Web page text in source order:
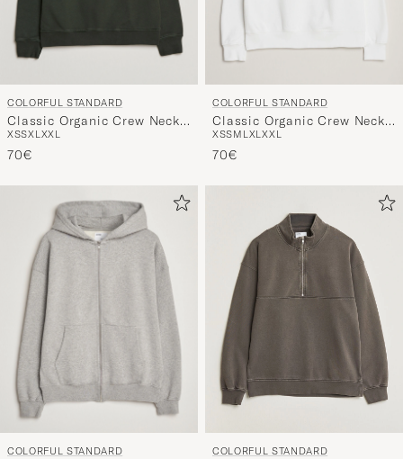
COLORFUL STANDARD
Classic Organic Crew Neck
Sweat Hunter Green
XSSXLXXL
70€
COLORFUL STANDARD
Classic Organic Crew Neck
Sweat Optical White
XSSM LXLXXL
70€
COLORFUL STANDARD COLORFUL STANDARD